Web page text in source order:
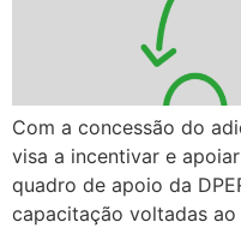
Com a concessão do
visa a incentivar e
quadro de apoio da
capacitação voltadas